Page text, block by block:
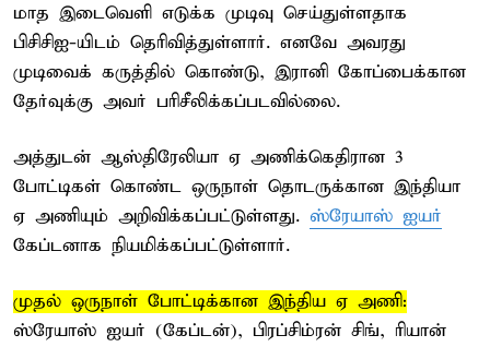
மாத இடைவெளி எடுக்க முடிவு செய்துள்ளதாக
பிசிசிஐ-யிடம் தெரிவித்துள்ளார். எனவே அவரது
முடிவைக் கருத்தில் கொண்டு, இரானி கோப்பைக்கான
தேர்வுக்கு அவர் பரிசீலிக்கப்படவில்லை.
அத்துடன் ஆஸ்திரேலியா ஏ அணிக்கெதிரான 3
போட்டிகள் கொண்ட ஒருநாள் தொடருக்கான இந்தியா
ஏ அணியும் அறிவிக்கப்பட்டுள்ளது. ஸ்ரேயாஸ் ஐயர்
கேப்டனாக நியமிக்கப்பட்டுள்ளார்.
முதல் ஒருநாள் போட்டிக்கான இந்திய ஏ அணி:
ஸ்ரேயாஸ் ஐயர் (கேப்டன்), பிரப்சிம்ரன் சிங், ரியான்